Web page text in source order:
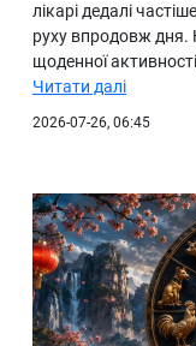
лікарі дедалі
руху впродовж дня.
щоденної
Читати далі
2026-07-26, 06:45